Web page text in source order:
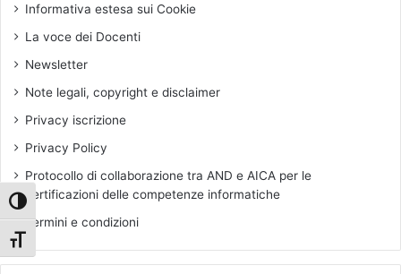
Attiva/disattiva alto contrasto
Attiva/disattiva dimensione testo
Informativa estesa sui Cookie
La voce dei Docenti
Newsletter
Note legali, copyright e disclaimer
Privacy iscrizione
Privacy Policy
Protocollo di collaborazione tra AND e AICA per le
certificazioni delle competenze informatiche
Termini e condizioni